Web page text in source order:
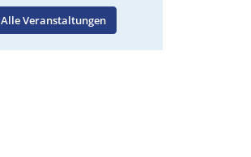
Alle Veranstaltungen